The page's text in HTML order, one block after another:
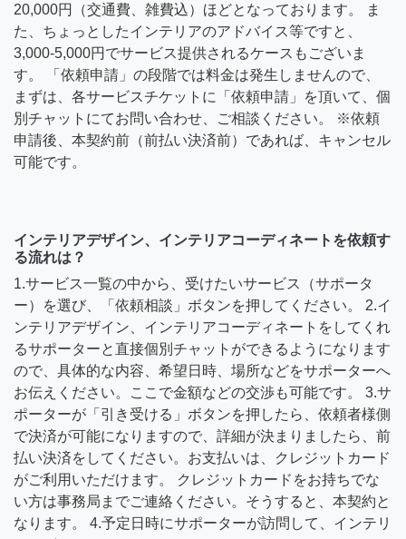
20,000円（交通費、雑費込）ほどとなっております。 ま
た、ちょっとしたインテリアのアドバイス等ですと、
3,000-5,000円でサービス提供されるケースもございま
す。 「依頼申請」の段階では料金は発生しませんので、
まずは、各サービスチケットに「依頼申請」を頂いて、個
別チャットにてお問い合わせ、ご相談ください。 ※依頼
申請後、本契約前（前払い決済前）であれば、キャンセル
可能です。
インテリアデザイン、インテリアコーディネートを依頼す
る流れは？
1.サービス一覧の中から、受けたいサービス（サポータ
ー）を選び、「依頼相談」ボタンを押してください。 2.イ
ンテリアデザイン、インテリアコーディネートをしてくれ
るサポーターと直接個別チャットができるようになります
ので、具体的な内容、希望日時、場所などをサポーターへ
お伝えください。ここで金額などの交渉も可能です。 3.サ
ポーターが「引き受ける」ボタンを押したら、依頼者様側
で決済が可能になりますので、詳細が決まりましたら、前
払い決済をしてください。お支払いは、クレジットカード
がご利用いただけます。 クレジットカードをお持ちでな
い方は事務局までご連絡ください。そうすると、本契約と
なります。 4.予定日時にサポーターが訪問して、インテリ